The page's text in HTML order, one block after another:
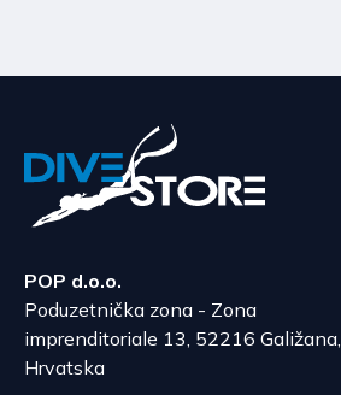
POP d.o.o.
Poduzetnička zona - Zona
imprenditoriale 13, 52216 Galižana,
Hrvatska